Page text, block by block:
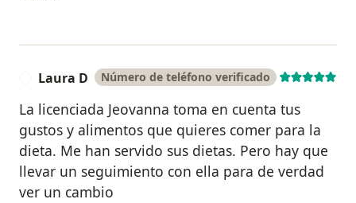
Laura D Número de teléfono verificado
La licenciada Jeovanna toma en cuenta tus
gustos y alimentos que quieres comer para la
dieta. Me han servido sus dietas. Pero hay que
llevar un seguimiento con ella para de verdad
ver un cambio